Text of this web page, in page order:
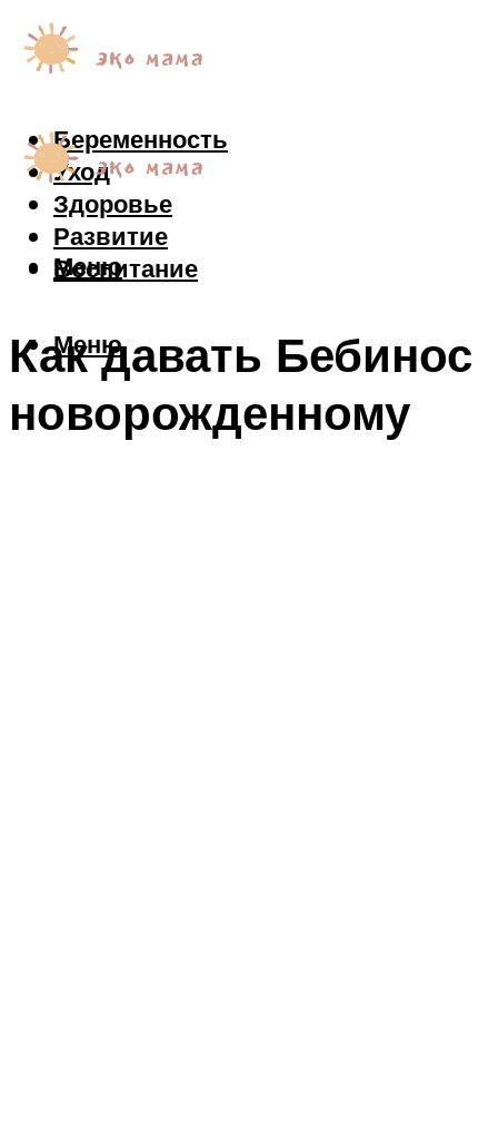
Беременность
Уход
Здоровье
Развитие
Воспитание
Меню
Меню
Как давать Бебинос
новорожденному